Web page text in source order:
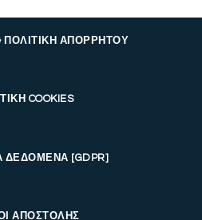
ΠΟΛΙΤΙΚΗ ΑΠΟΡΡΗΤΟΥ
COOKIES
ΔΕΔΟΜΕΝΑ [GDPR]
ΑΠΟΣΤΟΛΗΣ